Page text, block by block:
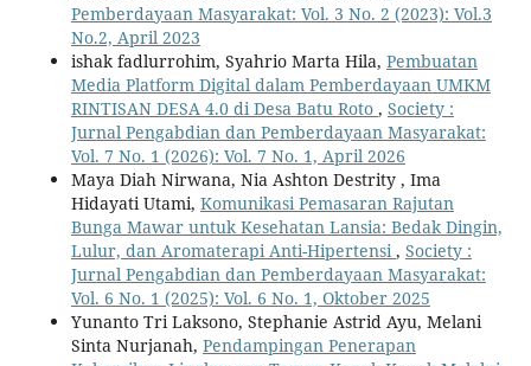
Pemberdayaan Masyarakat: Vol. 3 No. 2 (2023): Vol.3
No.2, April 2023
ishak fadlurrohim, Syahrio Marta Hila, Pembuatan
Media Platform Digital dalam Pemberdayaan UMKM
RINTISAN DESA 4.0 di Desa Batu Roto , Society :
Jurnal Pengabdian dan Pemberdayaan Masyarakat:
Vol. 7 No. 1 (2026): Vol. 7 No. 1, April 2026
Maya Diah Nirwana, Nia Ashton Destrity , Ima
Hidayati Utami, Komunikasi Pemasaran Rajutan
Bunga Mawar untuk Kesehatan Lansia: Bedak Dingin,
Lulur, dan Aromaterapi Anti-Hipertensi , Society :
Jurnal Pengabdian dan Pemberdayaan Masyarakat:
Vol. 6 No. 1 (2025): Vol. 6 No. 1, Oktober 2025
Yunanto Tri Laksono, Stephanie Astrid Ayu, Melani
Sinta Nurjanah, Pendampingan Penerapan